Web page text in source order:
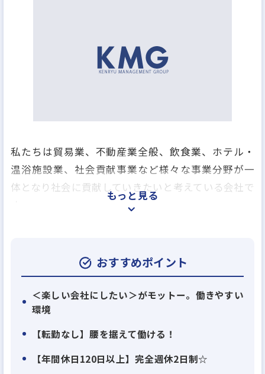
私たちは貿易業、不動産業全般、飲食業、ホテル・
温浴施設業、社会貢献事業など様々な事業分野が一
体となり社会に貢献していきたいと考えている会社で
化して競争力を高められる企業の存在を目指してい
ます。
私たちの会社は多種多様な経験値を持つ社員を一人
一人、大切に思い、人材育成にも力を入れてお互い
を理解し、認め合い切磋琢磨できるバックグラウン
改善改革と攻めの経営を進めていく中でさまざまな
もっと見る
おすすめポイント
＜楽しい会社にしたい＞がモットー。働きやすい
環境
【転勤なし】腰を据えて働ける！
【年間休日120日以上】完全週休2日制☆